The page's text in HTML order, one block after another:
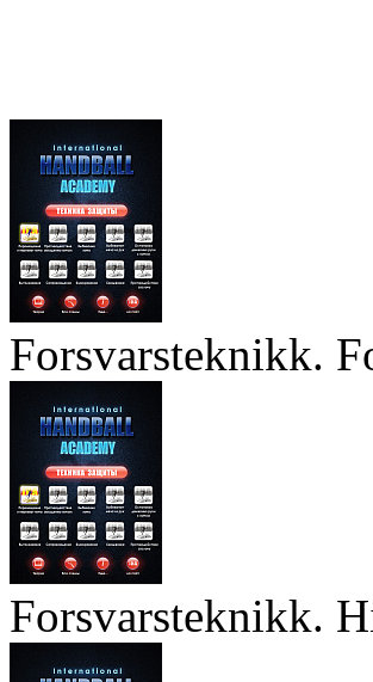
Forsvarsteknikk.
Forsvarsteknikk.